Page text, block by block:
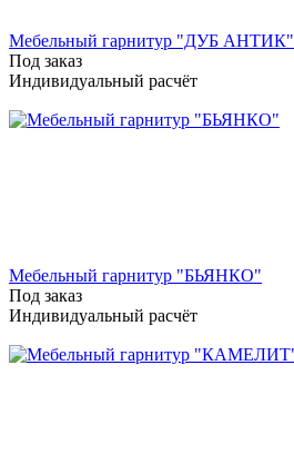
Мебельный гарнитур "ДУБ АНТИК"
Под заказ
Индивидуальный расчёт
Мебельный гарнитур "БЬЯНКО"
Под заказ
Индивидуальный расчёт